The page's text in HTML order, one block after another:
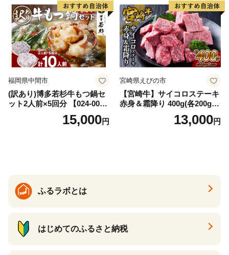
福岡県中間市
(訳あり)博多若杉牛もつ鍋セ
ット2人前×5回分 【024-002
15,000円
宮崎県えびの市
【宮崎牛】サイコロステーキ
赤身＆霜降り 400g(各200g×
１P 計2P) 真空パック 冷凍
13,000円
ふるラボとは
はじめてのふるさと納税